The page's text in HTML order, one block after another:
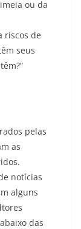
ou da
riscos de
seus
pelas
as
notícias
alguns
das